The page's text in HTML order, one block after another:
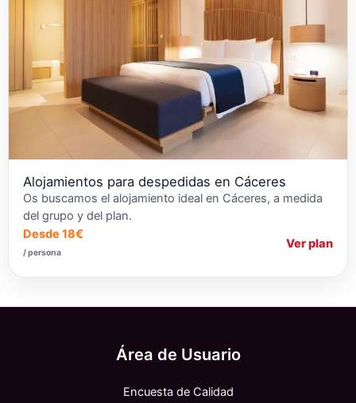
Alojamientos para despedidas en Cáceres
Os buscamos el alojamiento ideal en Cáceres, a medida
del grupo y del plan.
Desde 18€
/ persona
Ver plan
Área de Usuario
Encuesta de Calidad